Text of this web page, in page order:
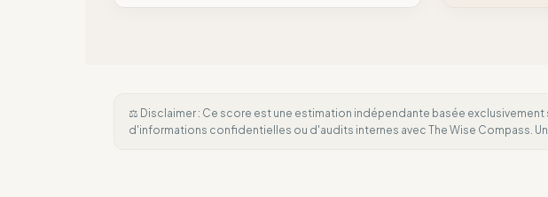
⚖️ Disclaimer : Ce score est une estimation indépendante basée
d'informations confidentielles ou d'audits internes avec The Wise Compass.